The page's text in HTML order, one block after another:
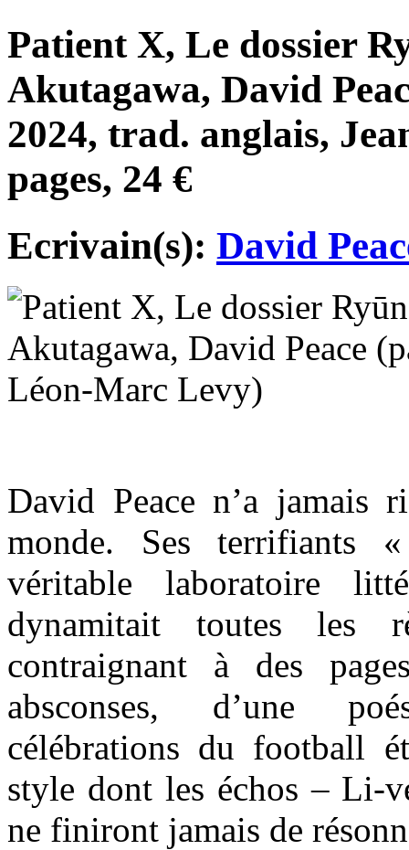
Patient X, Le dossier
Akutagawa, David
2024, trad. anglais,
pages, 24 €
Ecrivain(s): David
David Peace n’a jamais
monde. Ses terrifiants
véritable laboratoire
dynamitait toutes les
contraignant à des
absconses, d’une
célébrations du football
style dont les échos – Li-
ne finiront jamais de